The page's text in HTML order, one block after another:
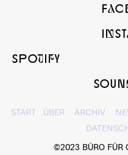
SPOtIfY
START ÜBER ARCHIV
©2023 BÜRO FÜR